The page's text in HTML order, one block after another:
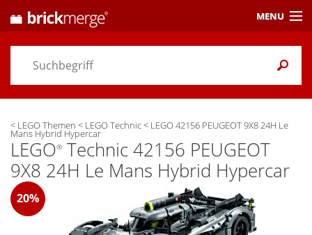
< LEGO Themen < LEGO Technic< LEGO 42156 PEUGEOT 9X8 24H Le
Mans Hybrid Hypercar
LEGO® Technic 42156 PEUGEOT
9X8 24H Le Mans Hybrid Hypercar
20%
MENU
Preisvergleich
Themen/ Händler
Alarme& Wunschlisten
Einstellungen